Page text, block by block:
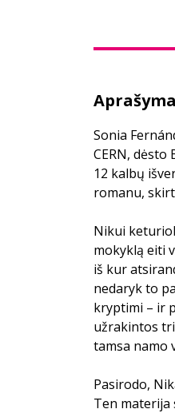
Sonia
CERN,
12 kalbų
romanu,
Nikui
mokyklą eiti
iš kur
nedaryk to
kryptimi – ir
užrakintos
tamsa namo
Pasirodo,
Ten materija